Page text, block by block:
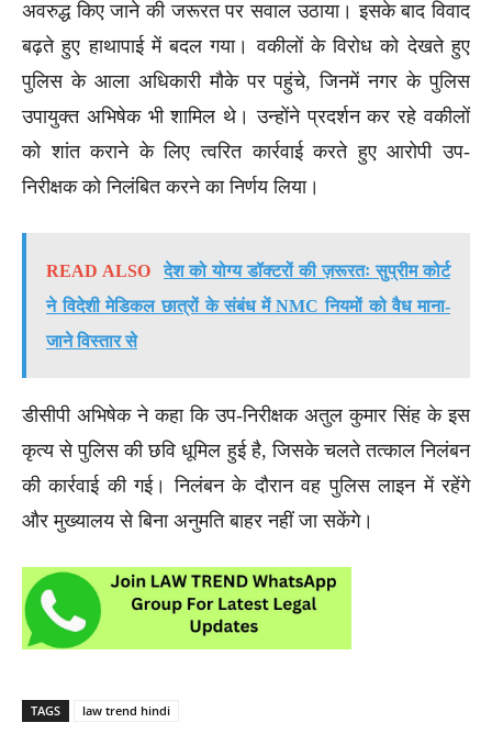
अवरुद्ध किए जाने की जरूरत पर सवाल उठाया। इसके बाद विवाद
बढ़ते हुए हाथापाई में बदल गया। वकीलों के विरोध को देखते हुए
पुलिस के आला अधिकारी मौके पर पहुंचे, जिनमें नगर के पुलिस
उपायुक्त अभिषेक भी शामिल थे। उन्होंने प्रदर्शन कर रहे वकीलों
को शांत कराने के लिए त्वरित कार्रवाई करते हुए आरोपी उप-
निरीक्षक को निलंबित करने का निर्णय लिया।
READ ALSO
देश को योग्य डॉक्टरों की ज़रूरतः सुप्रीम कोर्ट
ने विदेशी मेडिकल छात्रों के संबंध में NMC नियमों को वैध माना-
जाने विस्तार से
डीसीपी अभिषेक ने कहा कि उप-निरीक्षक अतुल कुमार सिंह के इस
कृत्य से पुलिस की छवि धूमिल हुई है, जिसके चलते तत्काल निलंबन
की कार्रवाई की गई। निलंबन के दौरान वह पुलिस लाइन में रहेंगे
और मुख्यालय से बिना अनुमति बाहर नहीं जा सकेंगे।
TAGS law trend hindi